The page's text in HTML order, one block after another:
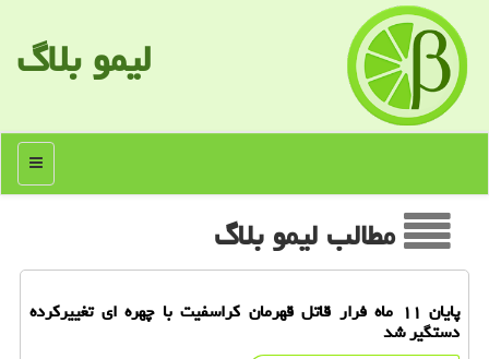
لیمو بلاگ
منو
مطالب لیمو بلاگ
پایان ۱۱ ماه فرار قاتل قهرمان کراسفیت با چهره ای تغییرکرده
دستگیر شد